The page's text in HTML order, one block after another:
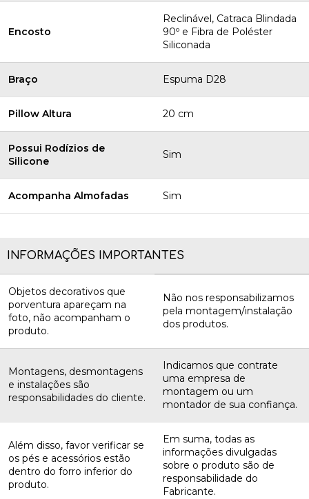
Encosto
Reclinável, Catraca Blindada
90º e Fibra de Poléster
Siliconada
Braço Espuma D28
Pillow Altura 20 cm
Possui Rodízios de
Silicone
Sim
Acompanha Almofadas Sim
INFORMAÇÕES IMPORTANTES
Objetos decorativos que
porventura apareçam na
foto, não acompanham o
produto.
Não nos responsabilizamos
pela montagem/instalação
dos produtos.
Montagens, desmontagens
e instalações são
responsabilidades do cliente.
Indicamos que contrate
uma empresa de
montagem ou um
montador de sua confiança.
Além disso, favor verificar se
os pés e acessórios estão
dentro do forro inferior do
produto.
Em suma, todas as
informações divulgadas
sobre o produto são de
responsabilidade do
Fabricante.